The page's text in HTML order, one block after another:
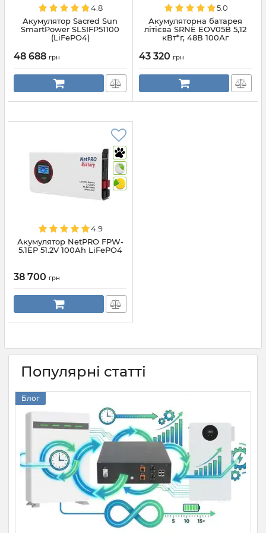
4.8
Акумулятор Sacred Sun
SmartPower SLSIFP51100
(LiFePO4)
48 688 грн
5.0
Акумуляторна батарея
літієва SRNE EOV05B 5,12
кВт*г, 48В 100Аг
43 320 грн
4.9
Акумулятор NetPRO FPW-
5.1EP 51.2V 100Ah LiFePO4
38 700 грн
Популярні статті
Блог